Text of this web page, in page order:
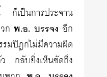
ก็เป็นการประจาน
วกพ.อ. บรรจง อีก
มปิฎกไม่มีความผิด
กลับยิ่งเห็นชัดถึง